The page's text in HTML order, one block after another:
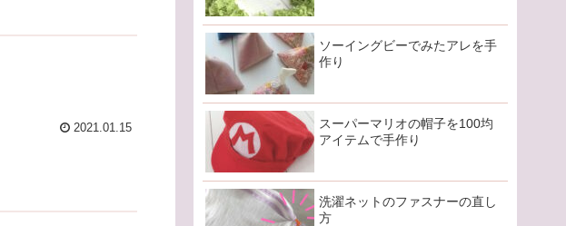
2021.01.15
ソーイングビーでみたアレを手
作り
スーパーマリオの帽子を100均
アイテムで手作り
洗濯ネットのファスナーの直し
方